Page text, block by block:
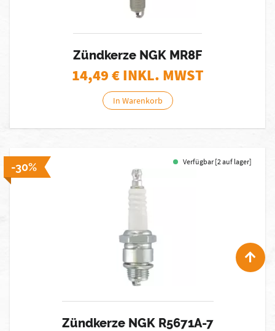
Zündkerze NGK MR8F
14,49€ INKL. MWST
In Warenkorb
-30% Verfügbar [2 auf lager]
Zündkerze NGK R5671A-7